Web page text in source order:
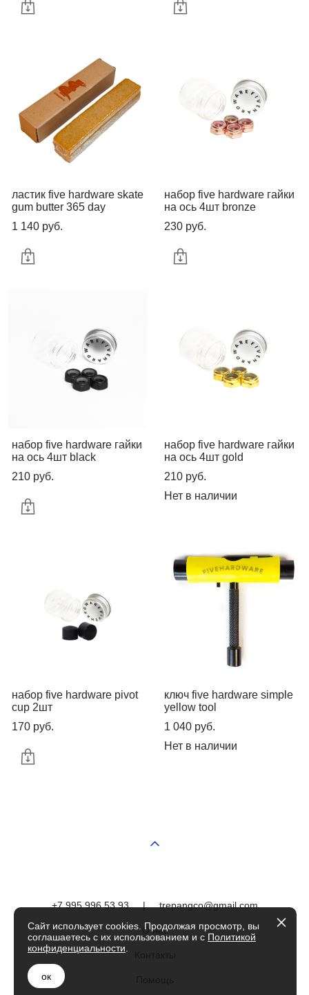
ластик five hardware skate
gum butter 365 day
1 140 pуб.
набор five hardware гайки
на ось 4шт bronze
230 pуб.
набор five hardware гайки
на ось 4шт black
210 pуб.
набор five hardware гайки
на ось 4шт gold
210 pуб.
Нет в наличии
набор five hardware pivot
cup 2шт
170 pуб.
ключ five hardware simple
yellow tool
1 040 pуб.
Нет в наличии
+7 995 996 53 93|trepangco@gmail.com
О нас
Сайт использует cookies. Продолжая просмотр, вы
соглашаетесь с их использованием и с Политикой
конфиденциальности
ок